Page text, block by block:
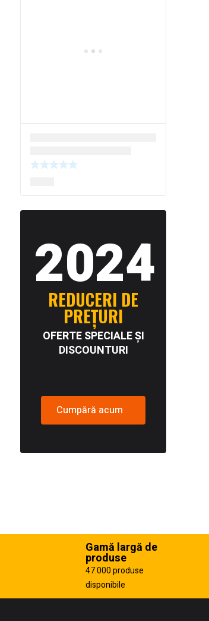
2024
REDUCERI DE
PREȚURI
OFERTE SPECIALE ȘI
DISCOUNTURI
Cumpără acum
Gamă largă de
produse
47.000 produse
disponibile